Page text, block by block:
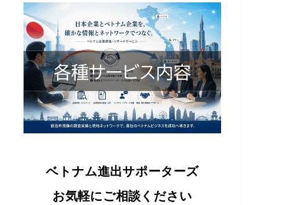
ベトナム進出サポーターズ
お気軽にご相談ください